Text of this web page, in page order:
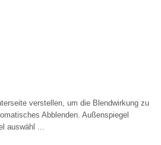
verstellen, um die Blendwirkung zu
Abblenden. Außenspiegel
auswähl ...